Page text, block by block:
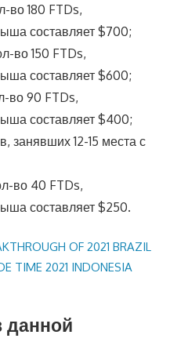
180 FTDs,
составляет $700;
во 150 FTDs,
составляет $600;
во 90 FTDs,
составляет $400;
12-15 места с
во 40 FTDs,
составляет $250.
OF 2021 BRAZIL
TIME 2021 INDONESIA
данной